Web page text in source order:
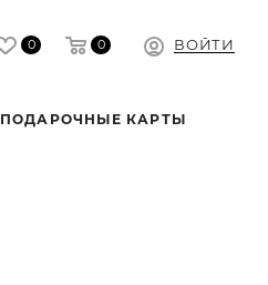
0 0 ВОЙТИ
ПОДАРОЧНЫЕ КАРТЫ